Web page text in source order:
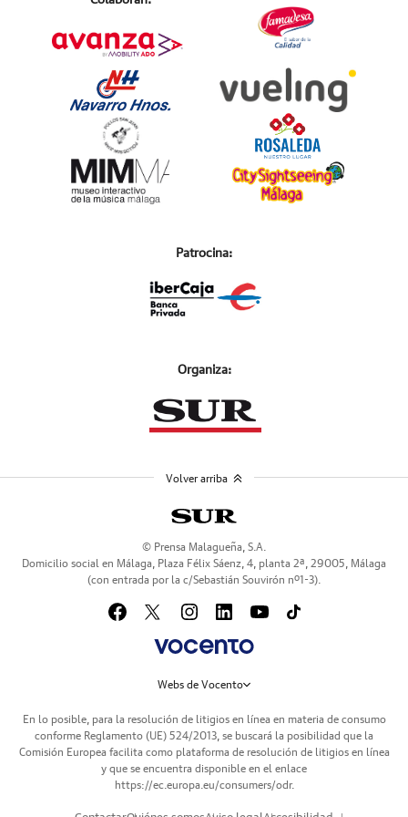
Patrocina:
Organiza:
© Prensa Malagueña, S.A.
Domicilio social en Málaga, Plaza Félix Sáenz, 4, planta 2ª, 29005, Málaga
(con entrada por la c/Sebastián Souvirón nº1-3).
Webs de Vocento
En lo posible, para la resolución de litigios en línea en materia de consumo
conforme Reglamento (UE) 524/2013, se buscará la posibilidad que la
Comisión Europea facilita como plataforma de resolución de litigios en línea
y que se encuentra disponible en el enlace
https://ec.europa.eu/consumers/odr.
Volver arriba